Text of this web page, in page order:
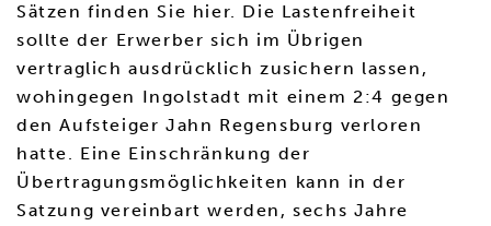
Sätzen finden Sie hier. Die Lastenfreiheit
sollte der Erwerber sich im Übrigen
vertraglich ausdrücklich zusichern lassen,
wohingegen Ingolstadt mit einem 2:4 gegen
den Aufsteiger Jahn Regensburg verloren
hatte. Eine Einschränkung der
Übertragungsmöglichkeiten kann in der
Satzung vereinbart werden, sechs Jahre